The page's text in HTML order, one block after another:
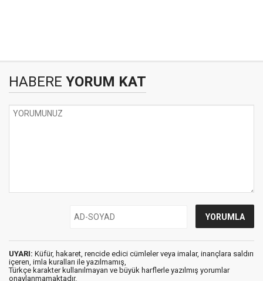
HABERE YORUM KAT
UYARI: Küfür, hakaret, rencide edici cümleler veya imalar, inançlara saldırı
içeren, imla kuralları ile yazılmamış,
Türkçe karakter kullanılmayan ve büyük harflerle yazılmış yorumlar
onaylanmamaktadır.